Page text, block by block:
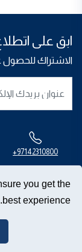
you get the
best experience.
ابق على
الاشتراك للحصول
97142310800+